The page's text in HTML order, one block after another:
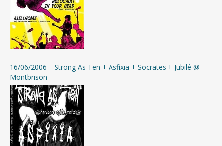
16/06/2006 – Strong As Ten + Asfixia + Socrates + Jubilé @
Montbrison